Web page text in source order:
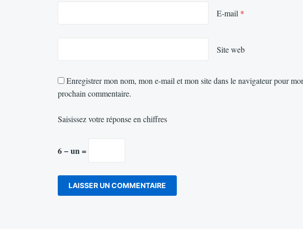
E-mail *
Site web
Enregistrer mon nom, mon e-mail et mon site dans le navigateur pour
prochain commentaire.
Saisissez votre réponse en chiffres
6 − un =